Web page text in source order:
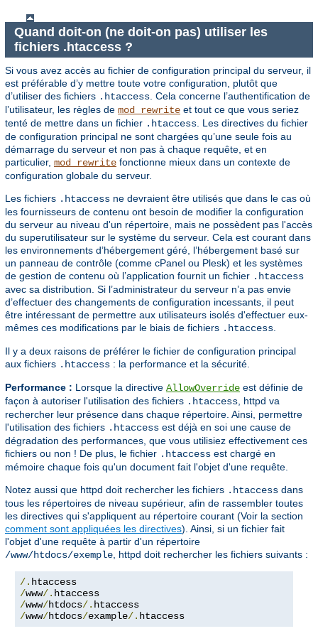
Quand doit-on (ne doit-on pas) utiliser les
fichiers .htaccess ?
Si vous avez accès au fichier de configuration principal du serveur, il
est préférable d’y mettre toute votre configuration, plutôt que
d’utiliser des fichiers .htaccess . Cela concerne l’authentification de
l’utilisateur, les règles de mod_rewrite et tout ce que vous seriez
tenté de mettre dans un fichier .htaccess . Les directives du fichier
de configuration principal ne sont chargées qu’une seule fois au
démarrage du serveur et non pas à chaque requête, et en
particulier, mod_rewrite fonctionne mieux dans un contexte de
configuration globale du serveur.
Les fichiers .htaccess ne devraient être utilisés que dans le cas où
les fournisseurs de contenu ont besoin de modifier la configuration
du serveur au niveau d'un répertoire, mais ne possèdent pas l'accès
du superutilisateur sur le système du serveur. Cela est courant dans
les environnements d’hébergement géré, l’hébergement basé sur
un panneau de contrôle (comme cPanel ou Plesk) et les systèmes
de gestion de contenu où l’application fournit un fichier .htaccess
avec sa distribution. Si l’administrateur du serveur n’a pas envie
d’effectuer des changements de configuration incessants, il peut
être intéressant de permettre aux utilisateurs isolés d'effectuer eux-
mêmes ces modifications par le biais de fichiers .htaccess
Il y a deux raisons de préférer le fichier de configuration principal
aux fichiers .htaccess : la performance et la sécurité.
Performance : Lorsque la directive AllowOverride est définie de
façon à autoriser l'utilisation des fichiers .htaccess , httpd va
rechercher leur présence dans chaque répertoire. Ainsi, permettre
l'utilisation des fichiers .htaccess est déjà en soi une cause de
dégradation des performances, que vous utilisiez effectivement ces
fichiers ou non ! De plus, le fichier .htaccess est chargé en
mémoire chaque fois qu'un document fait l'objet d'une requête.
Notez aussi que httpd doit rechercher les fichiers .htaccess dans
tous les répertoires de niveau supérieur, afin de rassembler toutes
les directives qui s'appliquent au répertoire courant (Voir la section
comment sont appliquées les directives). Ainsi, si un fichier fait
l'objet d'une requête à partir d'un répertoire
/www/htdocs/exemple , httpd doit rechercher les fichiers suivants :
/.
/www/.
/www/htdocs/.
/www/htdocs/example/. htaccess